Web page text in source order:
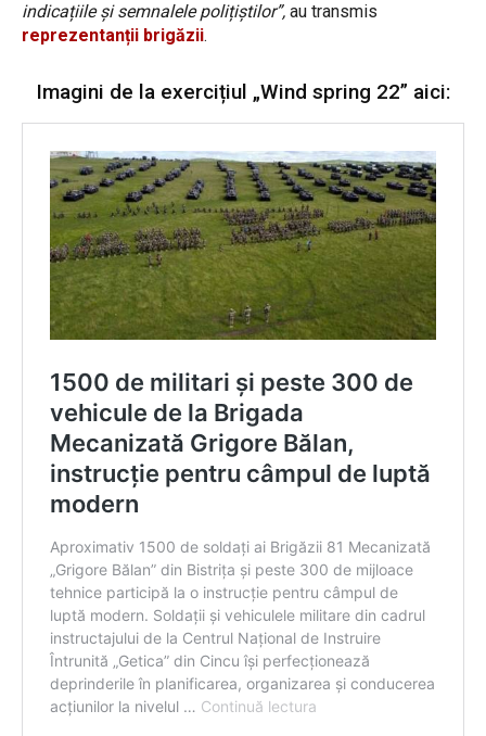
indicațiile și semnalele polițiștilor”, au transmis
reprezentanții brigăzii.
Imagini de la exercițiul „Wind spring 22” aici: